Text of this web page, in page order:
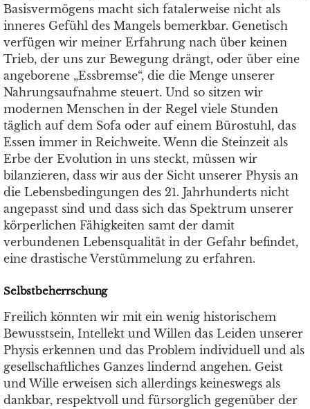
Basisvermögens macht sich fatalerweise nicht als
inneres Gefühl des Mangels bemerkbar. Genetisch
verfügen wir meiner Erfahrung nach über keinen
Trieb, der uns zur Bewegung drängt, oder über eine
angeborene „Essbremse“, die die Menge unserer
Nahrungsaufnahme steuert. Und so sitzen wir
modernen Menschen in der Regel viele Stunden
täglich auf dem Sofa oder auf einem Bürostuhl, das
Essen immer in Reichweite. Wenn die Steinzeit als
Erbe der Evolution in uns steckt, müssen wir
bilanzieren, dass wir aus der Sicht unserer Physis an
die Lebensbedingungen des 21. Jahrhunderts nicht
angepasst sind und dass sich das Spektrum unserer
körperlichen Fähigkeiten samt der damit
verbundenen Lebensqualität in der Gefahr befindet,
eine drastische Verstümmelung zu erfahren.
Selbstbeherrschung
Freilich könnten wir mit ein wenig historischem
Bewusstsein, Intellekt und Willen das Leiden unserer
Physis erkennen und das Problem individuell und als
gesellschaftliches Ganzes lindernd angehen. Geist
und Wille erweisen sich allerdings keineswegs als
dankbar, respektvoll und fürsorglich gegenüber der